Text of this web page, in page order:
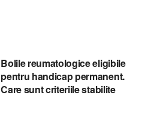
Bolile reumatologice eligibile
pentru handicap permanent.
Care sunt criteriile stabilite